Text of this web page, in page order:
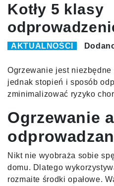
Kotły 5 klasy
AKTUALNOŚCI
Ogrzewanie jest
jednak stopień i sposób
zminimalizować ryzyko
Ogrzewanie a
Nikt nie wyobraża sobie
domu. Dlatego
rozmaite środki opałowe.